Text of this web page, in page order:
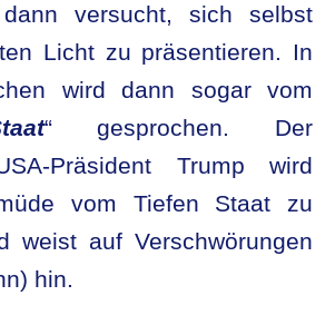
versucht, sich selbst
Licht zu präsentieren. In
wird dann sogar vom
“ gesprochen. Der
Präsident Trump wird
vom Tiefen Staat zu
weist auf Verschwörungen
hin.